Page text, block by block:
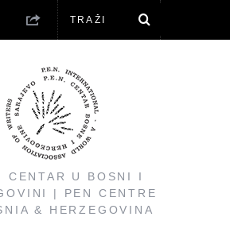
CENTAR U BOSNI I
| PEN CENTRE
& HERZEGOVINA